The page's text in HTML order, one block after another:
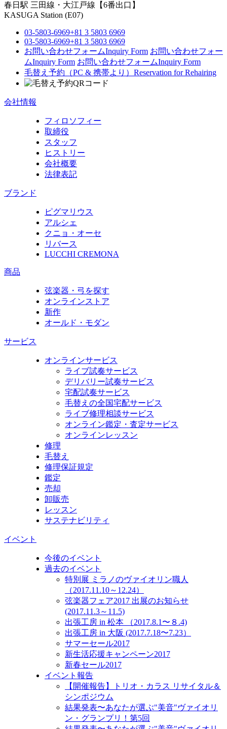
春日駅 三田線・大江戸線【6番出口】
KASUGA Station (E07)
03-5803-6969+81 3 5803 6969
03-5803-6969+81 3 5803 6969
お問い合わせフォームInquiry Form お問い合わせフォー
ムInquiry Form お問い合わせフォームInquiry Form
毛替え予約（PC & 携帯より） Reservation for Rehairing
会社情報
フィロソフィー
取締役
スタッフ
ヒストリー
会社概要
法律表記
ブランド
ピグマリウス
アルシェ
クニョ・オーセ
リバース
LUCCHI CREMONA
商品
弦楽器・弓を探す
オンラインストア
新作
オールド・モダン
サービス
オンラインサービス
ライブ試奏サービス
デリバリー試奏サービス
宅配試奏サービス
毛替えの全国宅配サービス
ライブ修理相談サービス
オンライン鑑定・査定サービス
オンラインレッスン
修理
毛替え
修理保証規定
鑑定
売却
卸販売
レッスン
サステナビリティ
イベント
今後のイベント
過去のイベント
特別展 ミラノのヴァイオリン職人
（2017.11.10～12.24）
弦楽器フェア2017 出展のお知らせ
(2017.11.3～11.5)
出張工房 in 松本 （2017.8.1〜８.4)
出張工房 in 大阪 (2017.7.18〜7.23）
サマーセール2017
新生活応援キャンペーン2017
新春セール2017
イベント報告
【開催報告】トリオ・カラス リサイタル＆
シンポジウム
結果発表〜あなたが選ぶ"美音"ヴァイオリ
ン・グランプリ！第5回